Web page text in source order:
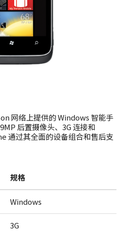
网络上提供的 Windows 智能手
后置摄像头、3G 连接和
通过其全面的设备组合和售后支
规格
Windows
3G